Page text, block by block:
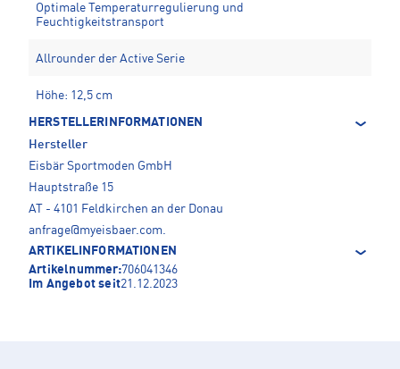
Optimale Temperaturregulierung und
Feuchtigkeitstransport
Allrounder der Active Serie
Höhe: 12,5 cm
HERSTELLERINFORMATIONEN
Hersteller
Eisbär Sportmoden GmbH
Hauptstraße 15
AT - 4101 Feldkirchen an der Donau
anfrage@myeisbaer.com.
ARTIKELINFORMATIONEN
Artikelnummer:706041346
Im Angebot seit21.12.2023